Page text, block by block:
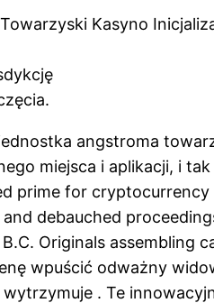
Kasyno
angstroma
miejsca i aplikacji, i
prime for
debauched
Originals assembling
wpuścić odważny
. Te